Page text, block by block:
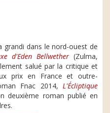
grandi dans le nord-ouest de
d'Eden Bellwether(Zulma,
salué par la critique et
prix en France et outre-
Fnac 2014, L'Écliptique
deuxième roman publié en